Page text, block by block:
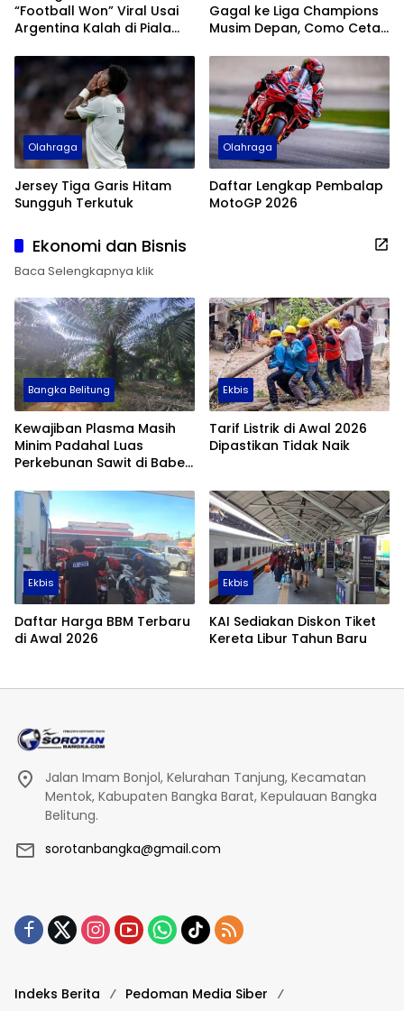
“Football Won” Viral Usai
Argentina Kalah di Piala
Gagal ke Liga Champions
Musim Depan, Como Cetak
Olahraga
Jersey Tiga Garis Hitam
Sungguh Terkutuk
Olahraga
Daftar Lengkap Pembalap
MotoGP 2026
Ekonomi dan Bisnis
Baca Selengkapnya klik
Bangka Belitung
Kewajiban Plasma Masih
Minim Padahal Luas
Perkebunan Sawit di Babel
Ekbis
Tarif Listrik di Awal 2026
Dipastikan Tidak Naik
Ekbis
Daftar Harga BBM Terbaru
di Awal 2026
Ekbis
KAI Sediakan Diskon Tiket
Kereta Libur Tahun Baru
Jalan Imam Bonjol, Kelurahan Tanjung, Kecamatan
Mentok, Kabupaten Bangka Barat, Kepulauan Bangka
Belitung.
sorotanbangka@gmail.com
Indeks Berita
Pedoman Media Siber